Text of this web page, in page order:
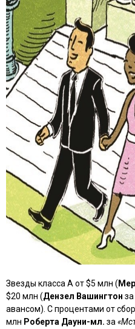
Звезды класса А от $5 млн (
$20 млн (Дензел Вашингтон за
авансом). С процентами от
млн Роберта Дауни-мл. за